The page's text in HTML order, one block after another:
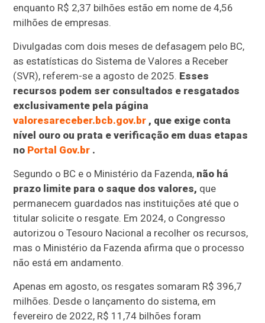
enquanto R$ 2,37 bilhões estão em nome de 4,56
milhões de empresas.
Divulgadas com dois meses de defasagem pelo BC,
as estatísticas do Sistema de Valores a Receber
(SVR), referem-se a agosto de 2025. Esses
recursos podem ser consultados e resgatados
exclusivamente pela página
valoresareceber.bcb.gov.br , que exige conta
nível ouro ou prata e verificação em duas etapas
no Portal Gov.br .
Segundo o BC e o Ministério da Fazenda, não há
prazo limite para o saque dos valores, que
permanecem guardados nas instituições até que o
titular solicite o resgate. Em 2024, o Congresso
autorizou o Tesouro Nacional a recolher os recursos,
mas o Ministério da Fazenda afirma que o processo
não está em andamento.
Apenas em agosto, os resgates somaram R$ 396,7
milhões. Desde o lançamento do sistema, em
fevereiro de 2022, R$ 11,74 bilhões foram